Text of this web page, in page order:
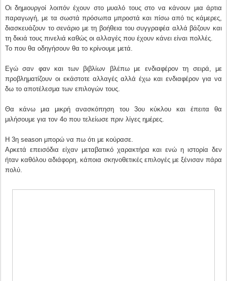
Οι δημιουργοί λοιπόν έχουν στο μυαλό τους στο να κάνουν μια άρτια
παραγωγή, με τα σωστά πρόσωπα μπροστά και πίσω από τις κάμερες,
διασκευάζουν το σενάριο με τη βοήθεια του συγγραφέα αλλά βάζουν και
τη δικιά τους πινελιά καθώς οι αλλαγές που έχουν κάνει είναι πολλές.
Το που θα οδηγήσουν θα το κρίνουμε μετά.
Εγώ σαν φαν και των βιβλίων βλέπω με ενδιαφέρον τη σειρά, με
προβληματίζουν οι εκάστοτε αλλαγές αλλά έχω και ενδιαφέρον για να
δω το αποτέλεσμα των επιλογών τους.
Θα κάνω μια μικρή ανασκόπηση του 3ου κύκλου και έπειτα θα
μιλήσουμε για τον 4ο που τελείωσε πριν λίγες ημέρες.
H 3η season μπορώ να πω ότι με κούρασε.
Αρκετά επεισόδια είχαν μεταβατικό χαρακτήρα και ενώ η ιστορία δεν
ήταν καθόλου αδιάφορη, κάποια σκηνοθετικές επιλογές με ξένισαν πάρα
πολύ.